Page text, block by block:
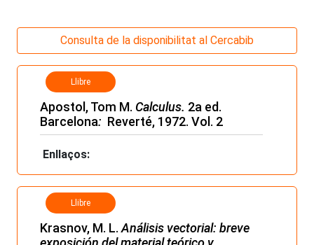
Consulta de la disponibilitat al Cercabib
Llibre
Apostol, Tom M. Calculus. 2a ed.
Barcelona: Reverté, 1972. Vol. 2
Enllaços:
Llibre
Krasnov, M. L. Análisis vectorial: breve